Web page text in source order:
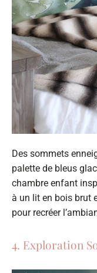
Des sommets
palette de bleus
chambre enfant
à un lit en bois brut
pour recréer
4. Exploration